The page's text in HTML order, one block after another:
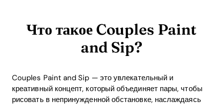
Что такое Couples Paint
and Sip?
Couples Paint and Sip — это увлекательный и
креативный концепт, который объединяет пары, чтобы
рисовать в непринужденной обстановке, наслаждаясь